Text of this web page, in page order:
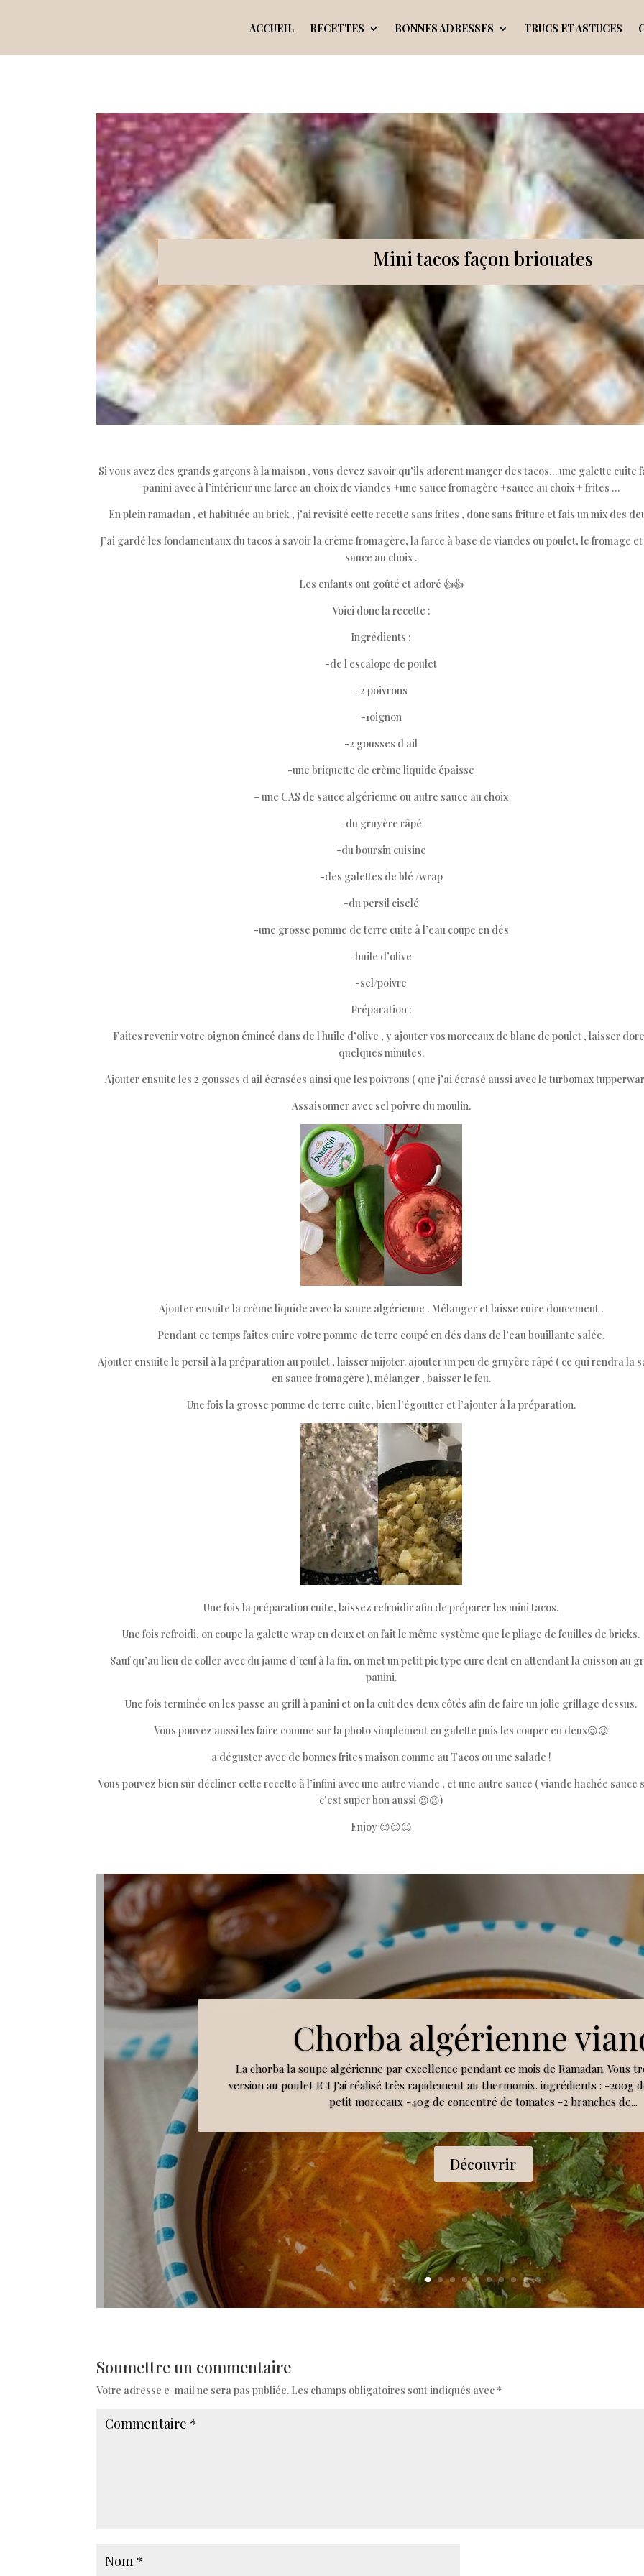
ACCUEIL RECETTES BONNES ADRESSES TRUCS ET ASTUCES
Mini tacos façon briouates
Si vous avez des grands garçons à la maison , vous devez savoir qu’ils adorent manger des tacos… une galette cuite
panini avec à l’intérieur une farce au choix de viandes +une sauce fromagère +sauce au choix + frites …
En plein ramadan , et habituée au brick , j’ai revisité cette recette sans frites , donc sans friture et fais un mix des
J’ai gardé les fondamentaux du tacos à savoir la crème fromagère, la farce à base de viandes ou poulet, le fromage et
sauce au choix .
Les enfants ont goûté et adoré 👍👍
Voici donc la recette :
Ingrédients :
-de l escalope de poulet
-2 poivrons
-1oignon
-2 gousses d ail
-une briquette de crème liquide épaisse
– une CAS de sauce algérienne ou autre sauce au choix
-du gruyère râpé
-du boursin cuisine
-des galettes de blé /wrap
-du persil ciselé
-une grosse pomme de terre cuite à l’eau coupe en dés
-huile d’olive
-sel/poivre
Préparation :
Faites revenir votre oignon émincé dans de l huile d’olive , y ajouter vos morceaux de blanc de poulet , laisser
quelques minutes.
Ajouter ensuite les 2 gousses d ail écrasées ainsi que les poivrons ( que j’ai écrasé aussi avec le turbomax
Assaisonner avec sel poivre du moulin.
Ajouter ensuite la crème liquide avec la sauce algérienne . Mélanger et laisse cuire doucement .
Pendant ce temps faites cuire votre pomme de terre coupé en dés dans de l’eau bouillante salée.
Ajouter ensuite le persil à la préparation au poulet , laisser mijoter. ajouter un peu de gruyère râpé ( ce qui rendra la
en sauce fromagère ), mélanger , baisser le feu.
Une fois la grosse pomme de terre cuite, bien l’égoutter et l’ajouter à la préparation.
Une fois la préparation cuite, laissez refroidir afin de préparer les mini tacos.
Une fois refroidi, on coupe la galette wrap en deux et on fait le même système que le pliage de feuilles de bricks.
Sauf qu’au lieu de coller avec du jaune d’œuf à la fin, on met un petit pic type cure dent en attendant la cuisson au
panini.
Une fois terminée on les passe au grill à panini et on la cuit des deux côtés afin de faire un jolie grillage dessus.
Vous pouvez aussi les faire comme sur la photo simplement en galette puis les couper en deux😉😉
a déguster avec de bonnes frites maison comme au Tacos ou une salade !
Vous pouvez bien sûr décliner cette recette à l’infini avec une autre viande , et une autre sauce ( viande hachée sauce
c’est super bon aussi 😉😉)
Enjoy 😉😉😉
Chorba algérienne
La chorba la soupe algérienne par excellence pendant ce mois de Ramadan. Vous
version au poulet ICI J'ai réalisé très rapidement au thermomix. ingrédients : -200g
petit morceaux -40g de concentré de tomates -2 branches de...
Découvrir
Soumettre un commentaire
Votre adresse e-mail ne sera pas publiée. Les champs obligatoires sont indiqués avec *